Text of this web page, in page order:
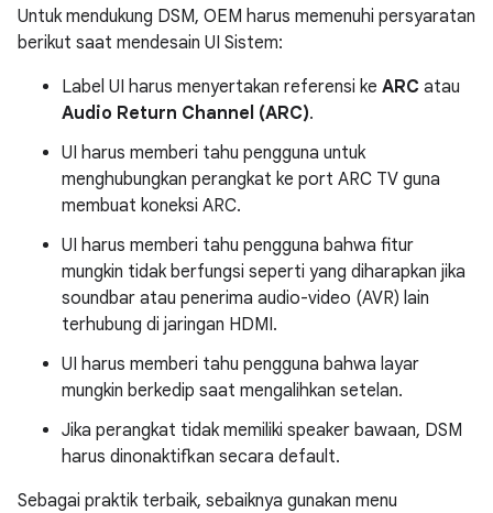
Untuk mendukung DSM, OEM harus memenuhi persyaratan
berikut saat mendesain UI Sistem:
Label UI harus menyertakan referensi ke ARC atau
Audio Return Channel (ARC).
UI harus memberi tahu pengguna untuk
menghubungkan perangkat ke port ARC TV guna
membuat koneksi ARC.
UI harus memberi tahu pengguna bahwa fitur
mungkin tidak berfungsi seperti yang diharapkan jika
soundbar atau penerima audio-video (AVR) lain
terhubung di jaringan HDMI.
UI harus memberi tahu pengguna bahwa layar
mungkin berkedip saat mengalihkan setelan.
Jika perangkat tidak memiliki speaker bawaan, DSM
harus dinonaktifkan secara default.
Sebagai praktik terbaik, sebaiknya gunakan menu